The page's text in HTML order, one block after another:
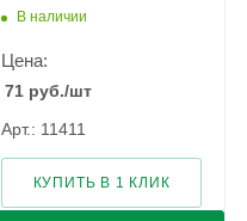
В наличии
Цена:
71 руб./шт
Арт.: 11411
КУПИТЬ В 1 КЛИК